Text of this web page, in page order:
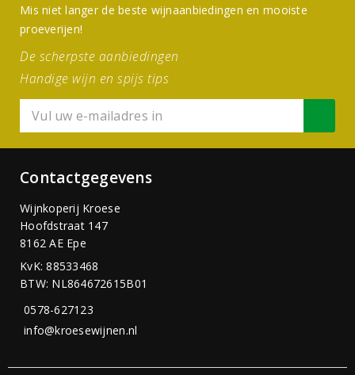
Mis niet langer de beste wijnaanbiedingen en mooiste
proeverijen!
De scherpste aanbiedingen
Handige wijn en spijs tips
Contactgegevens
Wijnkoperij Kroese
Hoofdstraat 147
8162 AE Epe
KvK: 88533468
BTW: NL864672615B01
0578-627123
info@kroesewijnen.nl